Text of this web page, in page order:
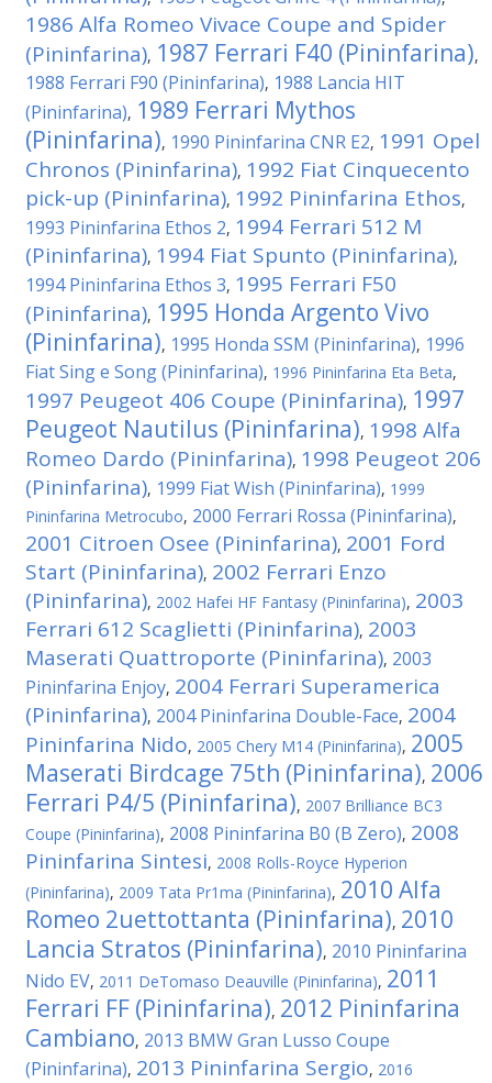
1986 Alfa Romeo Vivace Coupe and Spider
(Pininfarina), 1987 Ferrari F40 (Pininfarina),
1988 Ferrari F90 (Pininfarina), 1988 Lancia HIT
(Pininfarina), 1989 Ferrari Mythos
(Pininfarina), 1990 Pininfarina CNR E2, 1991 Opel
Chronos (Pininfarina), 1992 Fiat Cinquecento
pick-up (Pininfarina), 1992 Pininfarina Ethos,
1993 Pininfarina Ethos 2, 1994 Ferrari 512 M
(Pininfarina), 1994 Fiat Spunto (Pininfarina),
1994 Pininfarina Ethos 3, 1995 Ferrari F50
(Pininfarina), 1995 Honda Argento Vivo
(Pininfarina), 1995 Honda SSM (Pininfarina), 1996
Fiat Sing e Song (Pininfarina), 1996 Pininfarina Eta Beta,
1997 Peugeot 406 Coupe (Pininfarina), 1997
Peugeot Nautilus (Pininfarina), 1998 Alfa
Romeo Dardo (Pininfarina), 1998 Peugeot 206
(Pininfarina), 1999 Fiat Wish (Pininfarina), 1999
Pininfarina Metrocubo, 2000 Ferrari Rossa (Pininfarina),
2001 Citroen Osee (Pininfarina), 2001 Ford
Start (Pininfarina), 2002 Ferrari Enzo
(Pininfarina), 2002 Hafei HF Fantasy (Pininfarina), 2003
Ferrari 612 Scaglietti (Pininfarina), 2003
Maserati Quattroporte (Pininfarina), 2003
Pininfarina Enjoy, 2004 Ferrari Superamerica
(Pininfarina), 2004 Pininfarina Double-Face, 2004
Pininfarina Nido, 2005 Chery M14 (Pininfarina), 2005
Maserati Birdcage 75th (Pininfarina), 2006
Ferrari P4/5 (Pininfarina), 2007 Brilliance BC3
Coupe (Pininfarina), 2008 Pininfarina B0 (B Zero), 2008
Pininfarina Sintesi, 2008 Rolls-Royce Hyperion
(Pininfarina), 2009 Tata Pr1ma (Pininfarina), 2010 Alfa
Romeo 2uettottanta (Pininfarina), 2010
Lancia Stratos (Pininfarina), 2010 Pininfarina
Nido EV, 2011 DeTomaso Deauville (Pininfarina), 2011
Ferrari FF (Pininfarina), 2012 Pininfarina
Cambiano, 2013 BMW Gran Lusso Coupe
(Pininfarina), 2013 Pininfarina Sergio, 2016